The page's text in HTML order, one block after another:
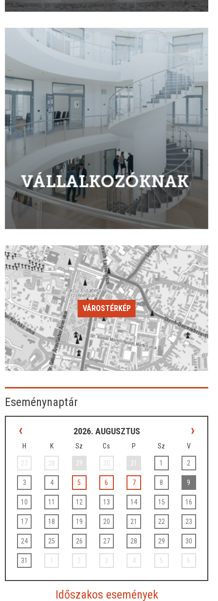
VÁROSTÉRKÉP
Eseménynaptár
‹ 2026. AUGUSZTUS ›
H K Sz Cs P Sz V
27 28 29 30 31 1 2
3 4 5 6 7 8 9
10 11 12 13 14 15 16
17 18 19 20 21 22 23
24 25 26 27 28 29 30
31 1 2 3 4 5 6
Időszakos események